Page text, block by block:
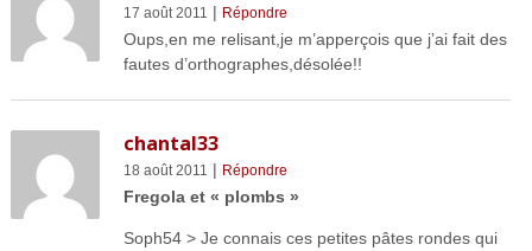
17 août 2011 | Répondre
Oups,en me relisant,je m’apperçois que j’ai fait des
fautes d’orthographes,désolée!!
chantal33
18 août 2011 | Répondre
Fregola et « plombs »
Soph54 > Je connais ces petites pâtes rondes qui